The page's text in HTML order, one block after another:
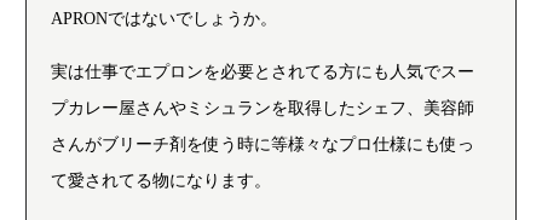
APRONではないでしょうか。
実は仕事でエプロンを必要とされてる方にも人気でスー
プカレー屋さんやミシュランを取得したシェフ、美容師
さんがブリーチ剤を使う時に等様々なプロ仕様にも使っ
て愛されてる物になります。